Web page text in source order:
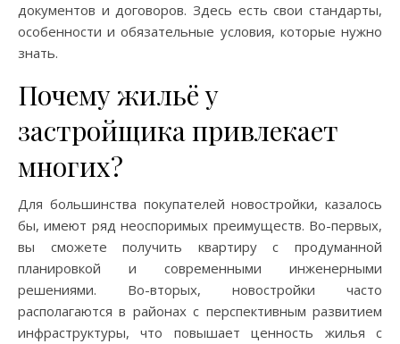
документов и договоров. Здесь есть свои стандарты,
особенности и обязательные условия, которые нужно
знать.
Почему жильё у
застройщика привлекает
многих?
Для большинства покупателей новостройки, казалось
бы, имеют ряд неоспоримых преимуществ. Во-первых,
вы сможете получить квартиру с продуманной
планировкой и современными инженерными
решениями. Во-вторых, новостройки часто
располагаются в районах с перспективным развитием
инфраструктуры, что повышает ценность жилья с